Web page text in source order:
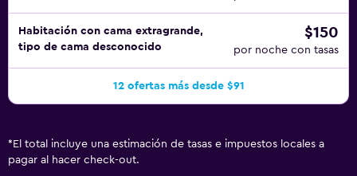
Habitación con cama extragrande,
tipo de cama desconocido
$150
por noche con tasas
12 ofertas más desde $91
* El total incluye una estimación de tasas e impuestos locales a
pagar al hacer check-out.